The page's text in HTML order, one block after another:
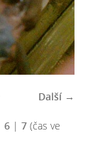
Další →
6 | 7 (čas ve